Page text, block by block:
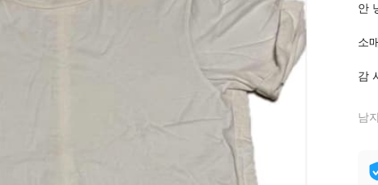
안
소
감
남